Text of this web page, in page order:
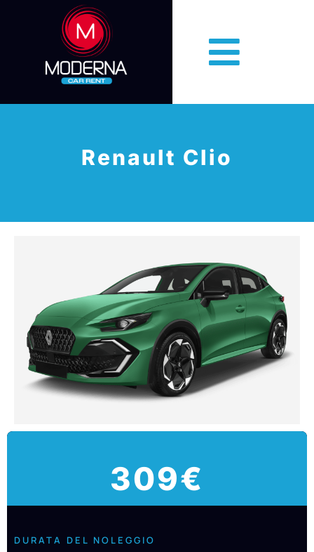
Renault Clio
309€
DURATA DEL NOLEGGIO